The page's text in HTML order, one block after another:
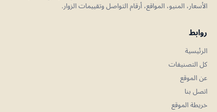
الأسعار، المنيو، المواقع، أرقام التواصل وتقييمات الزوار.
روابط
الرئيسية
كل التصنيفات
عن الموقع
اتصل بنا
خريطة الموقع